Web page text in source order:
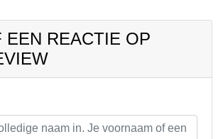
EEN REACTIE OP